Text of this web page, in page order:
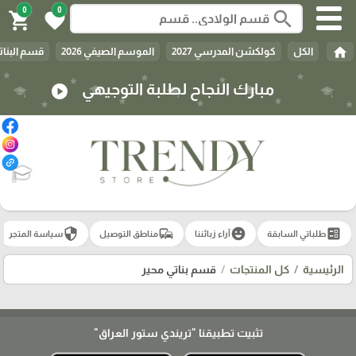
search
0
favorite
0
shopping_cart
home الكل كولكشن المدرسي 2027 الموسم الصيفي 2026 قسم
مبارك النجاح لطلبة التوجيهي play_circle
🎓
ballotطلباتي السابقة emoji_emotionsآراء زبائننا commuteمناطق التوصيل securityسياسة المتجر
الرئيسية كل المنتجات قسم بناتي محير
تثبيت تطبيقنا "تريندي ستور العراق"